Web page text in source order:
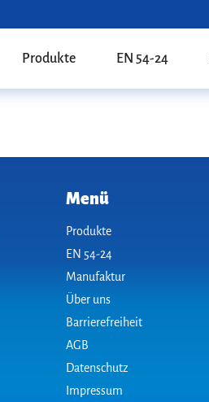
Produkte EN 54-24
Menü
Produkte
EN 54-24
Manufaktur
Über uns
Barrierefreiheit
AGB
Datenschutz
Impressum